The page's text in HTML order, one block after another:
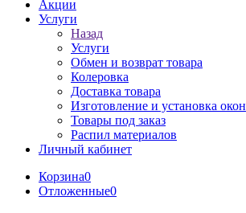
Акции
Услуги
Назад
Услуги
Обмен и возврат товара
Колеровка
Доставка товара
Изготовление и установка окон
Товары под заказ
Распил материалов
Личный кабинет
Корзина0
Отложенные0